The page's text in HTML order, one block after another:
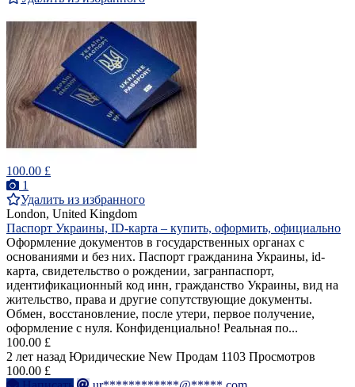
100.00 £
1
Удалить из избранного
London, United Kingdom
Паспорт Украины, ID-карта – купить, оформить, официально
Оформление документов в государственных органах с
основаниями и без них. Паспорт гражданина Украины, id-
карта, свидетельство о рождении, загранпаспорт,
идентификационный код инн, гражданство Украины, вид на
жительство, права и другие сопутствующие документы.
Обмен, восстановление, после утери, первое получение,
оформление с нуля. Конфиденциально! Реальная по...
100.00 £
2 лет назад Юридические New Продам 1103 Просмотров
100.00 £